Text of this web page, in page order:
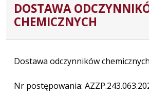
DOSTAWA
CHEMICZNYCH
Dostawa odczynników chemicznych
Nr postępowania: